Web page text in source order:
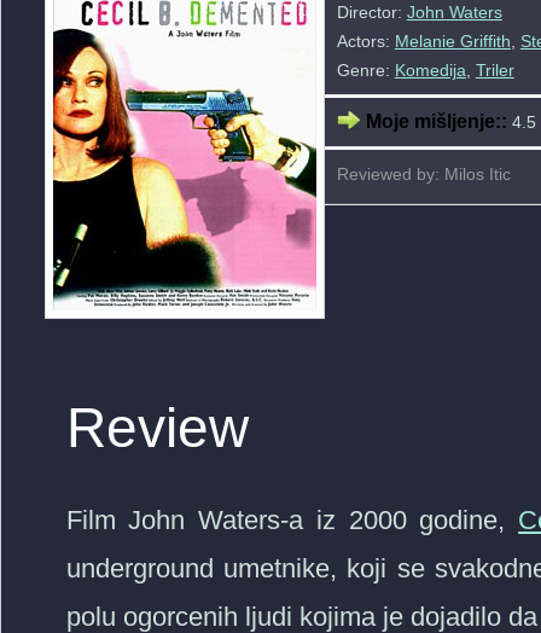
Director: John Waters
Actors: Melanie Griffith
Genre: Komedija Triler
Moje mišljenje:: 4.5
Reviewed by: Milos Itic
Review
Film John Waters-a iz 2000 godine,
underground umetnike, koji se
polu ogorcenih ljudi kojima je dojadilo